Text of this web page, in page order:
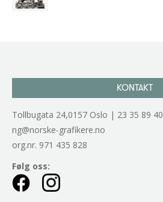
KONTAKT
Tollbugata 24,0157 Oslo | 23 35 89 40
ng@norske-grafikere.no
org.nr. 971 435 828
Følg oss: